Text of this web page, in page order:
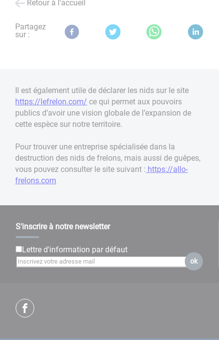
Retour à l'accueil
Partagez
sur :
Il est également utile de déclarer les nids sur le site
https://lefrelon.com/ ce qui permet aux pouvoirs
publics d’avoir une vision globale de l’expansion de
cette espèce sur notre territoire.
Pour trouver une entreprise spécialisée dans la
destruction des nids de frelons, mais aussi de guêpes,
vous pouvez consulter le site suivant : https://allo-
frelons.com
S'inscrire à notre newsletter
Lettre d'information par défaut
ok